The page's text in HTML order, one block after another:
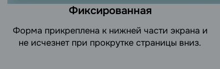
Фиксированная
Форма прикреплена к нижней части экрана и
не исчезнет при прокрутке страницы вниз.